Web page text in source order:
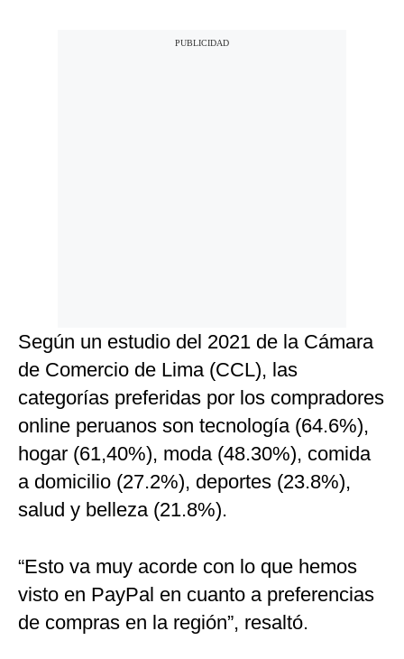
Según un estudio del 2021 de la Cámara
de Comercio de Lima (CCL), las
categorías preferidas por los compradores
online peruanos son tecnología (64.6%),
hogar (61,40%), moda (48.30%), comida
a domicilio (27.2%), deportes (23.8%),
salud y belleza (21.8%).
“Esto va muy acorde con lo que hemos
visto en PayPal en cuanto a preferencias
de compras en la región”, resaltó.